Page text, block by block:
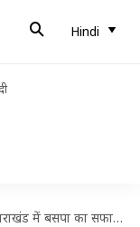
Hindi
क्या खत्म हो रही मायावती की राजनीति?